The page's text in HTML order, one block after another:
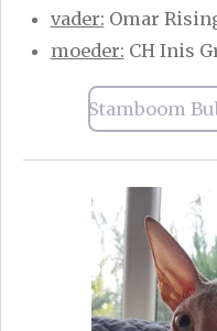
vader: Omar
moeder: CH Inis
Stamboom